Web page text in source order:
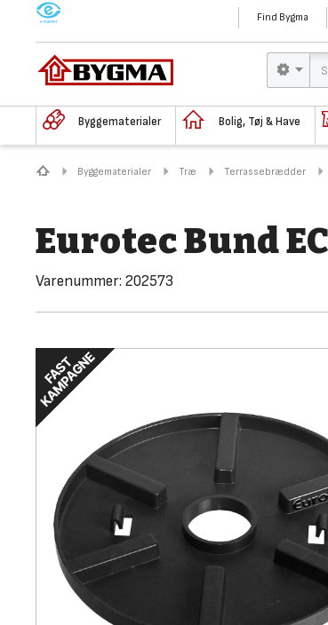
M Find Bygma
Byggematerialer Bolig, Tøj & Have
Byggematerialer Træ Terrassebrædder
Eurotec Bund
Varenummer: 202573